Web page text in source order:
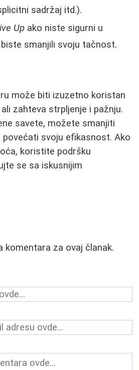
sadržaj itd.).
Up ako niste sigurni u
smanjili svoju tačnost.
može biti izuzetno koristan
zahteva strpljenje i pažnju.
savete, možete smanjiti
povećati svoju efikasnost. Ako
koristite podršku
se sa iskusnijim
komentara za ovaj članak.